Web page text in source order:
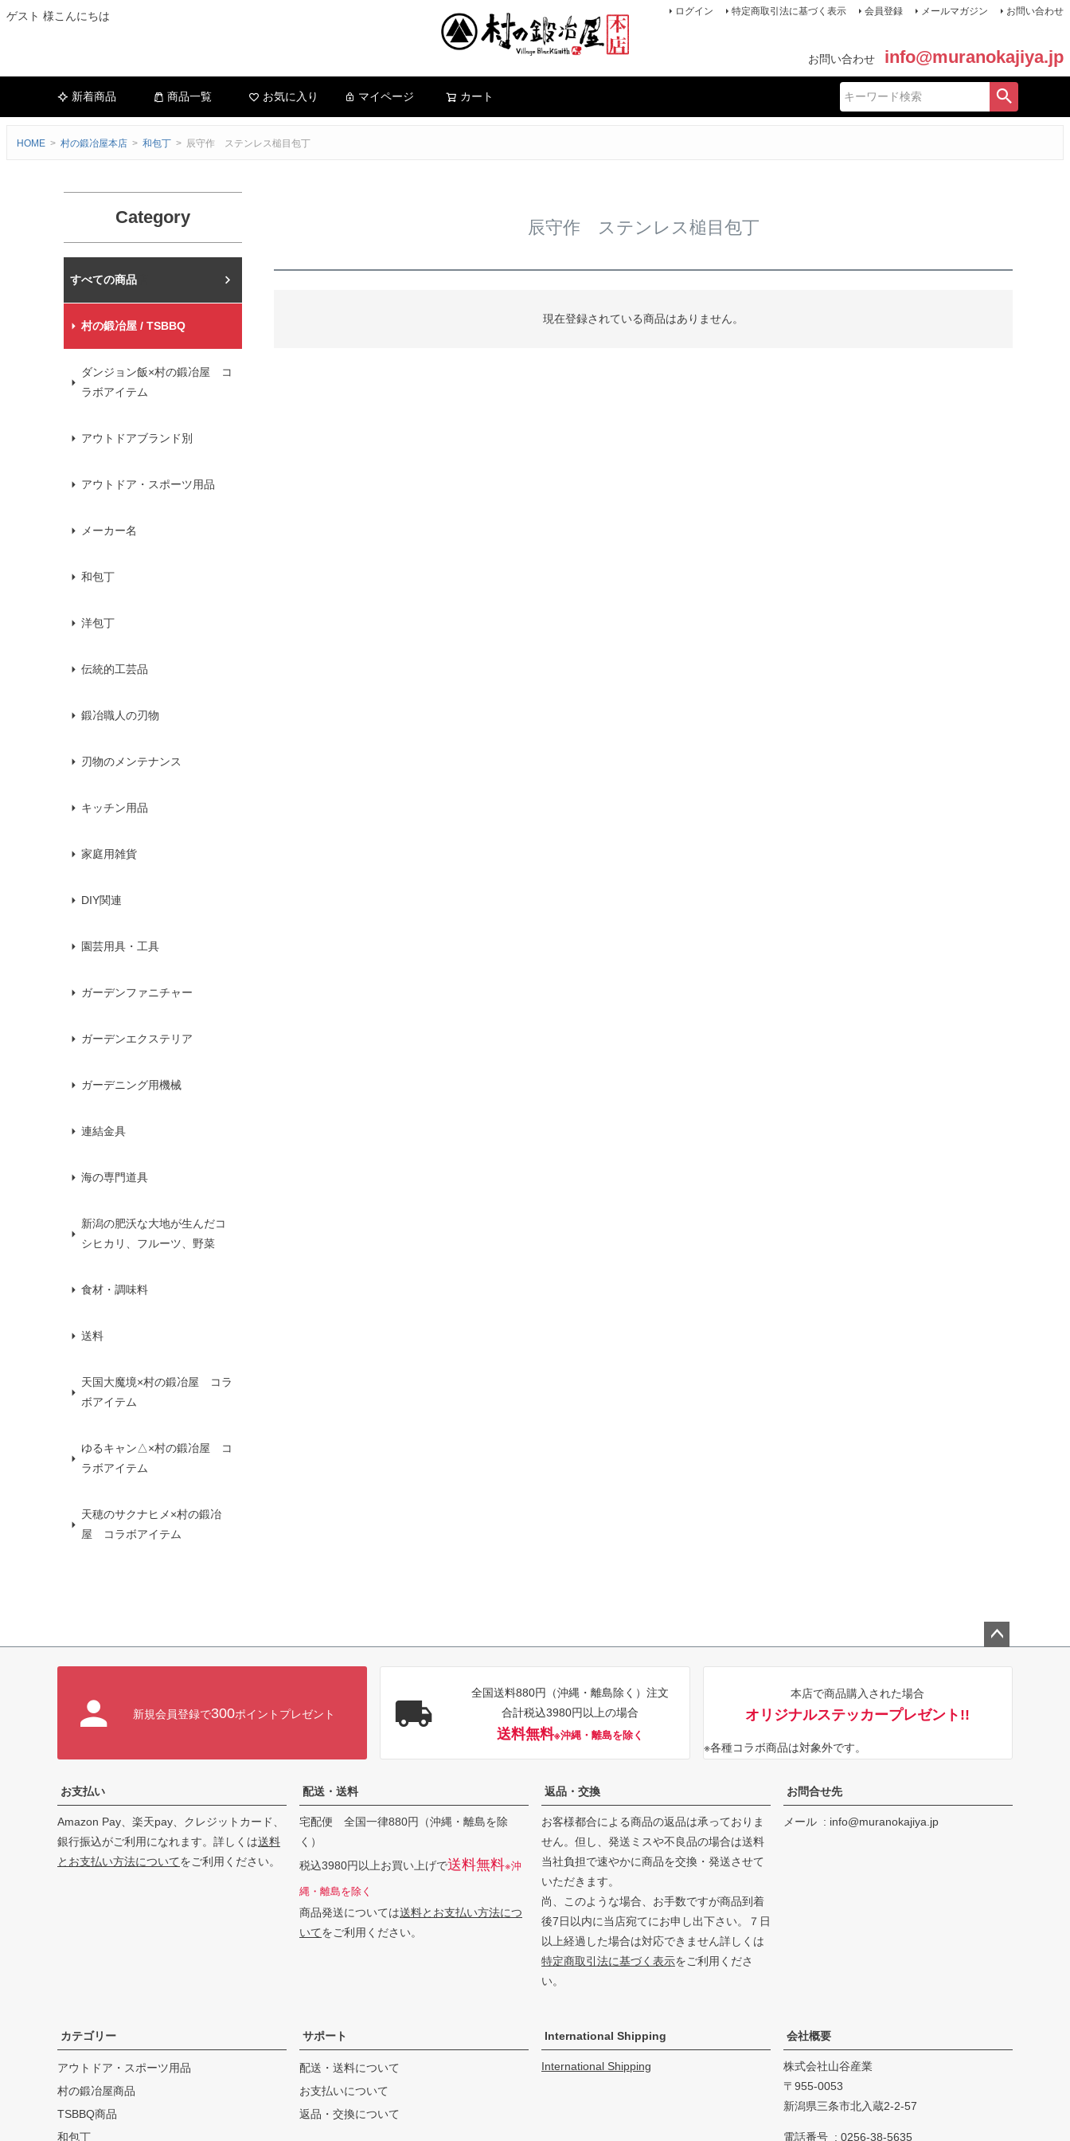
ゲスト 様こんにちは ログイン 特定商取引法に基づく表示 会員登録 メールマガジン お問い合わせ
お問い合わせ info@muranokajiya.jp
新着商品 商品一覧 お気に入り マイページ カート
HOME 村の鍛冶屋本店 和包丁 辰守作 ステンレス槌目包丁
Category
村の鍛冶屋本店
村の鍛冶屋 / TSBBQ
ダンジョン飯×村の鍛冶屋 コ
ラボアイテム
アウトドアブランド別
アウトドア・スポーツ用品
メーカー名
和包丁
洋包丁
伝統的工芸品
鍛冶職人の刃物
刃物のメンテナンス
キッチン用品
家庭用雑貨
DIY関連
園芸用具・工具
ガーデンファニチャー
ガーデンエクステリア
ガーデニング用機械
連結金具
海の専門道具
新潟の肥沃な大地が生んだコ
シヒカリ、フルーツ、野菜
食材・調味料
送料
天国大魔境×村の鍛冶屋 コラ
ボアイテム
ゆるキャン△×村の鍛冶屋 コ
ラボアイテム
天穂のサクナヒメ×村の鍛冶
屋 コラボアイテム
辰守作 ステンレス槌目包丁
現在登録されている商品はありません。
新規会員登録で300ポイントプレゼント
全国送料880円（沖縄・離島除く）注文
合計税込3980円以上の場合
送料無料※沖縄・離島を除く
本店で商品購入された場合
オリジナルステッカープレゼント!!
※各種コラボ商品は対象外です。
お支払い
Amazon Pay、楽天pay、クレジットカード、
銀行振込がご利用になれます。詳しくは送料
とお支払い方法についてをご利用ください。
配送・送料
宅配便 全国一律880円（沖縄・離島を除
く）
税込3980円以上お買い上げで送料無料※沖
縄・離島を除く
商品発送については送料とお支払い方法につ
いてをご利用ください。
返品・交換
お客様都合による商品の返品は承っておりま
せん。但し、発送ミスや不良品の場合は送料
当社負担で速やかに商品を交換・発送させて
いただきます。
尚、このような場合、お手数ですが商品到着
後7日以内に当店宛てにお申し出下さい。７日
以上経過した場合は対応できません詳しくは
特定商取引法に基づく表示をご利用くださ
い。
お問合せ先
メール info@muranokajiya.jp
カテゴリー
アウトドア・スポーツ用品
村の鍛冶屋商品
TSBBQ商品
和包丁
サポート
配送・送料について
お支払いについて
返品・交換について
International Shipping
International Shipping
会社概要
株式会社山谷産業
955-0053
新潟県三条市北入蔵2-2-57
電話番号 0256-38-5635